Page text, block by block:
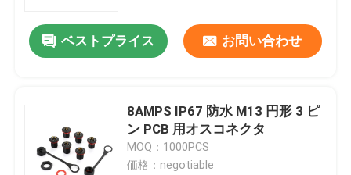
ベストプライス お問い合わせ
8AMPS IP67 防水 M13 円形 3 ピ
ン PCB 用オスコネクタ
MOQ：1000PCS
価格：negotiable